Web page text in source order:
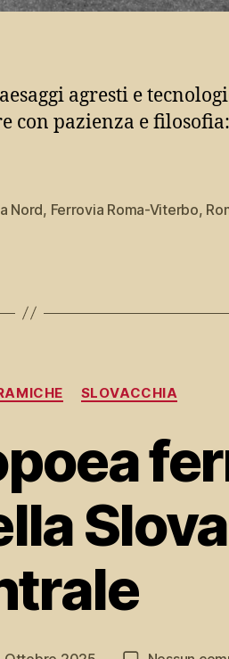
agresti e
con pazienza e
Nord, Ferrovia Roma-Viterbo,
CategorieSLOVACCHIA